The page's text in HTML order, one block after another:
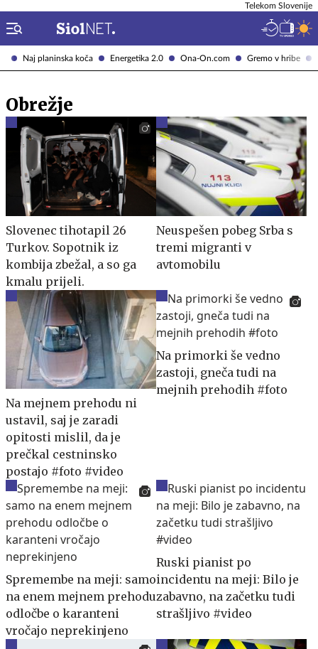
Naj planinska koča Energetika 2.0 Ona-On.com Gremo v hribe
Telekom Slovenije
Obrežje
Slovenec tihotapil 26
Turkov. Sopotnik iz
kombija zbežal, a so ga
kmalu prijeli.
Neuspešen pobeg Srba s
tremi migranti v
avtomobilu
Na mejnem prehodu ni
ustavil, saj je zaradi
opitosti mislil, da je
prečkal cestninsko
postajo #foto #video
Na primorki še vedno
zastoji, gneča tudi na
mejnih prehodih #foto
Spremembe na meji: samo
na enem mejnem prehodu
odločbe o karanteni
vročajo neprekinjeno
Ruski pianist po
incidentu na meji: Bilo je
zabavno, na začetku tudi
strašljivo #video